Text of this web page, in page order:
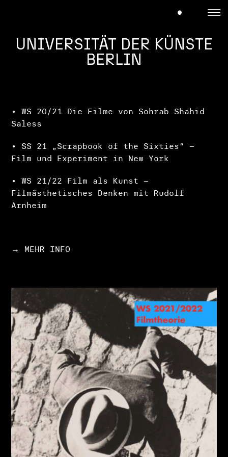
UNIVERSITÄT DER KÜNSTE
BERLIN
• WS 20/21 Die Filme von Sohrab Shahid
Saless
• SS 21 „Scrapbook of the Sixties“ –
Film und Experiment in New York
• WS 21/22 Film als Kunst –
Filmästhetisches Denken mit Rudolf
Arnheim
→ MEHR INFO